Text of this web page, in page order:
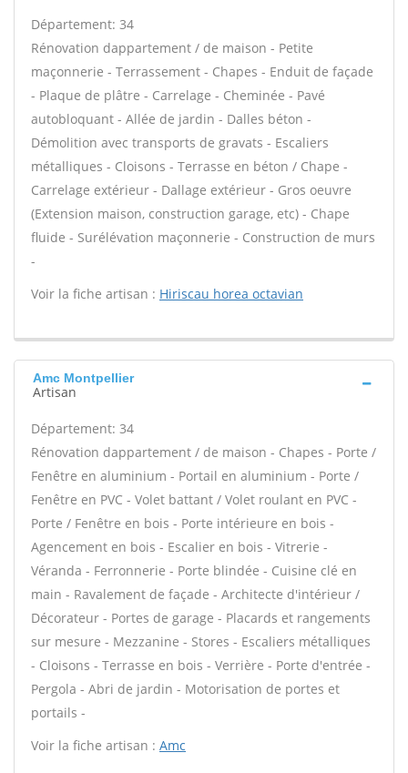
Département: 34
Rénovation dappartement / de maison - Petite
maçonnerie - Terrassement - Chapes - Enduit de façade
- Plaque de plâtre - Carrelage - Cheminée - Pavé
autobloquant - Allée de jardin - Dalles béton -
Démolition avec transports de gravats - Escaliers
métalliques - Cloisons - Terrasse en béton / Chape -
Carrelage extérieur - Dallage extérieur - Gros oeuvre
(Extension maison, construction garage, etc) - Chape
fluide - Surélévation maçonnerie - Construction de murs
-
Voir la fiche artisan : Hiriscau horea octavian
Amc Montpellier
Artisan
Département: 34
Rénovation dappartement / de maison - Chapes - Porte /
Fenêtre en aluminium - Portail en aluminium - Porte /
Fenêtre en PVC - Volet battant / Volet roulant en PVC -
Porte / Fenêtre en bois - Porte intérieure en bois -
Agencement en bois - Escalier en bois - Vitrerie -
Véranda - Ferronnerie - Porte blindée - Cuisine clé en
main - Ravalement de façade - Architecte d'intérieur /
Décorateur - Portes de garage - Placards et rangements
sur mesure - Mezzanine - Stores - Escaliers métalliques
- Cloisons - Terrasse en bois - Verrière - Porte d'entrée -
Pergola - Abri de jardin - Motorisation de portes et
portails -
Voir la fiche artisan : Amc